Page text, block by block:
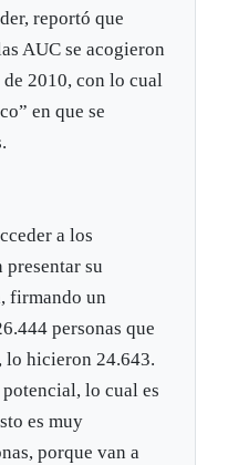
reportó que
AUC se acogieron
2010, con lo cual
en que se
a los
su
firmando un
personas que
lo hicieron 24.643.
lo cual es
es muy
porque van a